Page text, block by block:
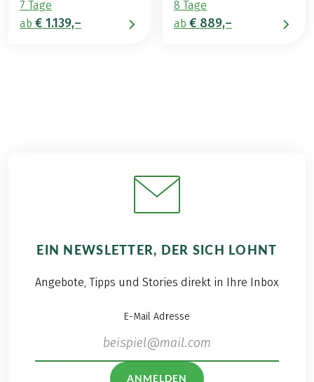
7 Tage
ab € 1.139,–
8 Tage
ab € 889,–
EIN NEWSLETTER, DER SICH LOHNT
Angebote, Tipps und Stories direkt in Ihre Inbox
E-Mail Adresse
ANMELDEN